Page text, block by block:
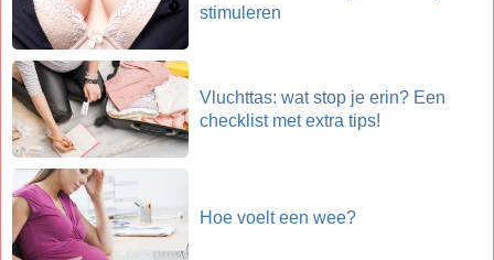
stimuleren
Vluchttas: wat stop je erin? Een
checklist met extra tips!
Hoe voelt een wee?